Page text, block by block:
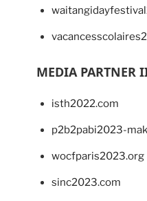
MEDIA PARTNER
isth2022.com
p2b2pabi2023-
wocfparis2023.org
sinc2023.com